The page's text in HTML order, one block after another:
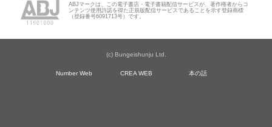
ABJマークは、この電子書店・電子書籍配信サービスが、著作権者からコ
ンテンツ使用許諾を得た正規版配信サービスであることを示す登録商標
（登録番号6091713号）です。
(c) Bungeishunju Ltd.
Number Web CREA WEB 本の話